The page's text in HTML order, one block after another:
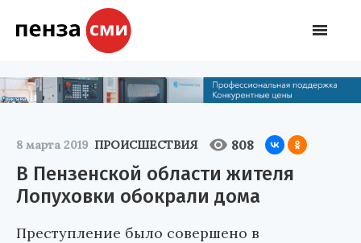
8 марта 2019 ПРОИСШЕСТВИЯ 808
В Пензенской области жителя
Лопуховки обокрали дома
Преступление было совершено в